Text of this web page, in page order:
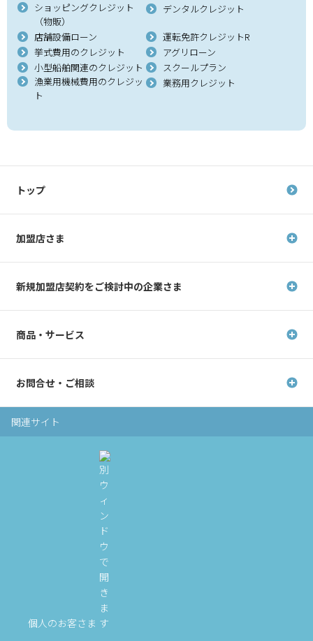
ショッピングクレジット
（物販）
デンタルクレジット
店舗設備ローン
運転免許クレジットR
挙式費用のクレジット
アグリローン
小型船舶関連のクレジット
スクールプラン
漁業用機械費用のクレジッ
ト
業務用クレジット
トップ
加盟店さま
新規加盟店契約をご検討中の企業さま
商品・サービス
お問合せ・ご相談
関連サイト
個人のお客さま